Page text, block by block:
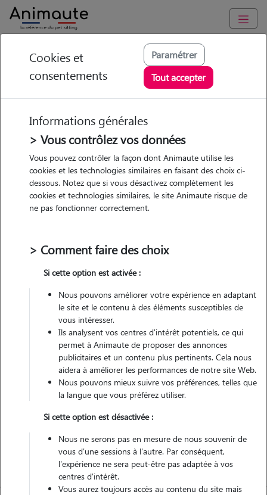
Animaute Ile-de-France / Le Plessis-Bouchard
Amandine - Petsitter
à Franconville
5/5 (9 avis)
• 37 ans
Pas d'animaux
Véhiculé
Gardes réalisées
Contacter
L'envoi d'une demande est sans engagement
Cookies et
consentements
Paramétrer
Tout accepter
Informations générales
> Vous contrôlez vos données
Vous pouvez contrôler la façon dont Animaute utilise les
cookies et les technologies similaires en faisant des choix ci-
dessous. Notez que si vous désactivez complètement les
cookies et technologies similaires, le site Animaute risque de
ne pas fonctionner correctement.
> Comment faire des choix
Si cette option est activée :
Nous pouvons améliorer votre expérience en adaptant
le site et le contenu à des éléments susceptibles de
vous intéresser.
Ils analysent vos centres d'intérêt potentiels, ce qui
permet à Animaute de proposer des annonces
publicitaires et un contenu plus pertinents. Cela nous
aidera à améliorer les performances de notre site Web.
Nous pouvons mieux suivre vos préférences, telles que
la langue que vous préférez utiliser.
Si cette option est désactivée :
Nous ne serons pas en mesure de nous souvenir de
vous d'une sessions à l'autre. Par conséquent,
l'expérience ne sera peut-être pas adaptée à vos
centres d'intérêt.
Vous aurez toujours accès au contenu du site mais